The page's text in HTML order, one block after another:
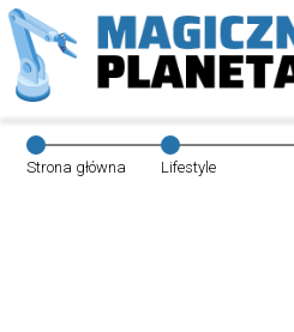
Strona główna Lifestyle